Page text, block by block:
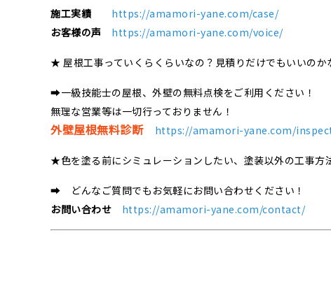
施工実績
https://amamori-yane.com/case/
お客様の声
https://amamori-yane.com/voice/
★ 屋根工事っていくらくらいなの？見積りだけでもいいのか
➡一級技能士の屋根、外壁の無料点検をご利用ください！
無理な営業等は一切行っておりません！
外壁屋根無料診断 https://amamori-yane.com/
★色を塗る前にシミュレーションしたい、塗装以外の工事
➡ どんなご質問でもお気軽にお問い合わせください！
お問い合わせ
https://amamori-yane.com/contact/